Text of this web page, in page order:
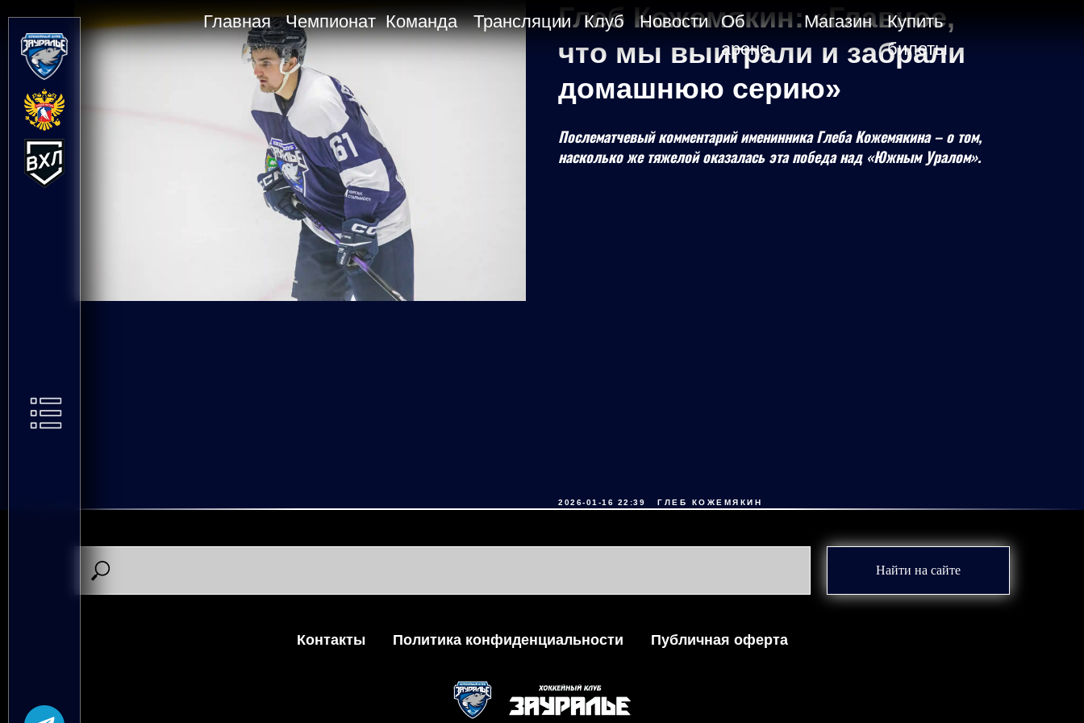
Главная Чемпионат Команда Трансляции Клуб Новости
Об
арене
Магазин
Купить
билеты
Глеб Кожемякин: «Главное,
что мы выиграли и забрали
домашнюю серию»
Послематчевый комментарий именинника Глеба Кожемякина – о том,
насколько же тяжелой оказалась эта победа над «Южным Уралом».
2026-01-16 22:39 ГЛЕБ КОЖЕМЯКИН
Найти на сайте
Контакты Политика конфиденциальности Публичная оферта